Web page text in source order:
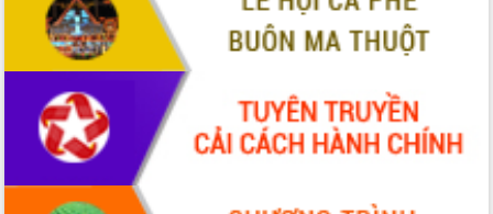
Phó Chủ tịch Thường trực UBND tỉnh
Hồ Thị Nguyên Thảo làm việc tại Trung
tâm Phục vụ hành chính công xã Ea
Phê
Xây dựng nền hành chính số đồng
hành cùng nông dân dân, doanh nghiệp
Giai đoạn 2026-2030, Đắk Lắk phấn
đấu có 77% xã đạt chuẩn nông thôn